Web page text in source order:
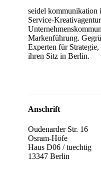
seidel kommunikation
Markenführung.
Experten für
ihren Sitz in Berlin.
Anschrift
Oudenarder Str. 16
Osram‐Höfe
Haus D06 / tuechtig
13347 Berlin